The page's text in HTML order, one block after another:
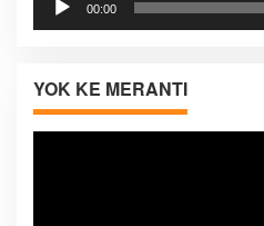
00:00
YOK KE MERANTI
Pemutar